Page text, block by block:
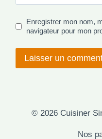
Enregistrer mon nom,
navigateur pour mon
© 2026 Cuisiner
Nos